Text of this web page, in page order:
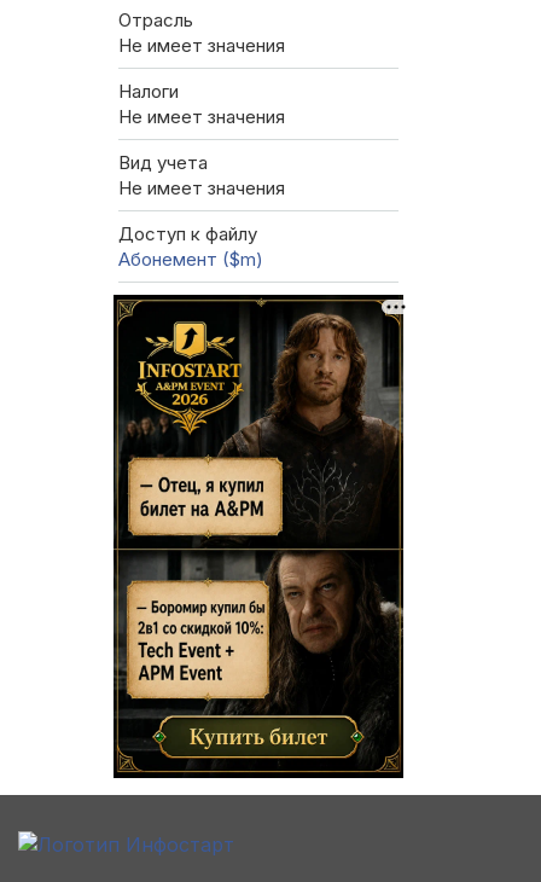
Отрасль
Не имеет значения
Налоги
Не имеет значения
Вид учета
Не имеет значения
Доступ к файлу
Абонемент ($m)